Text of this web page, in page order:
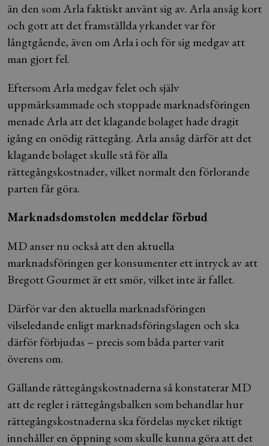
än den som Arla faktiskt använt sig av. Arla ansåg kort
och gott att det framställda yrkandet var för
långtgående, även om Arla i och för sig medgav att
man gjort fel.
Eftersom Arla medgav felet och själv
uppmärksammade och stoppade marknadsföringen
menade Arla att det klagande bolaget hade dragit
igång en onödig rättegång. Arla ansåg därför att det
klagande bolaget skulle stå för alla
rättegångskostnader, vilket normalt den förlorande
parten får göra.
Marknadsdomstolen meddelar förbud
MD anser nu också att den aktuella
marknadsföringen ger konsumenter ett intryck av att
Bregott Gourmet är ett smör, vilket inte är fallet.
Därför var den aktuella marknadsföringen
vilseledande enligt marknadsföringslagen och ska
därför förbjudas – precis som båda parter varit
överens om.
Gällande rättegångskostnaderna så konstaterar MD
att de regler i rättegångsbalken som behandlar hur
rättegångskostnaderna ska fördelas mycket riktigt
innehåller en öppning som skulle kunna göra att det